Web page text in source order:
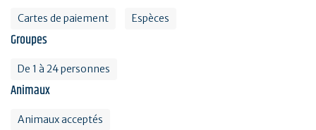
Cartes de paiement Espèces
Groupes
De 1 à 24 personnes
Animaux
Animaux acceptés